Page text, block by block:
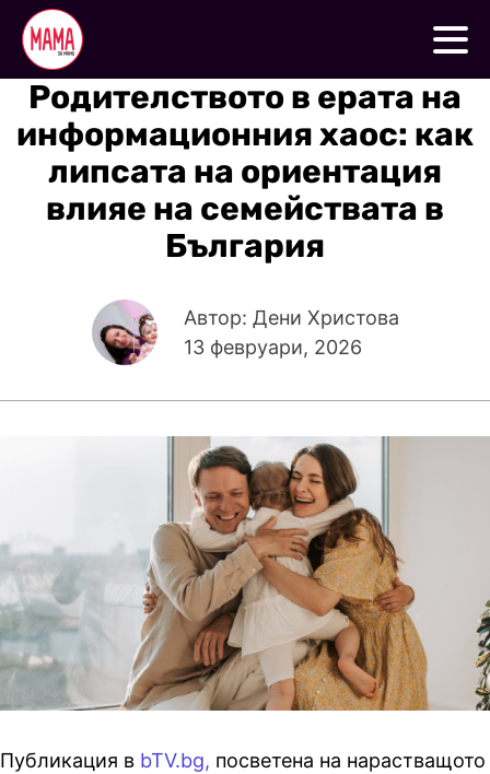
Родителството в ерата на
информационния хаос: как
липсата на ориентация
влияе на семействата в
България
Автор: Дени Христова
13 февруари, 2026
Публикация в bTV.bg, посветена на нарастващото